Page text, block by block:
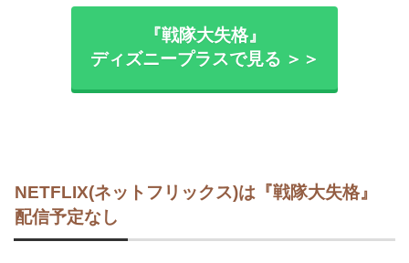
『戦隊大失格』
ディズニープラスで見る ＞＞
NETFLIX(ネットフリックス)は『戦隊大失格』
配信予定なし